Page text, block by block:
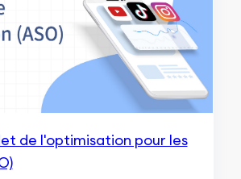
de l'optimisation pour les